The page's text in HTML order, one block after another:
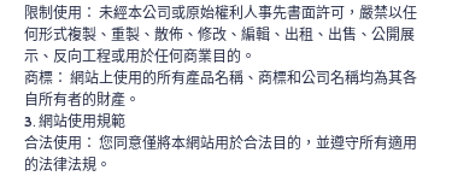
限制使用： 未經本公司或原始權利人事先書面許可，嚴禁以任
何形式複製、重製、散佈、修改、編輯、出租、出售、公開展
示、反向工程或用於任何商業目的。
商標： 網站上使用的所有產品名稱、商標和公司名稱均為其各
自所有者的財產。
3. 網站使用規範
合法使用： 您同意僅將本網站用於合法目的，並遵守所有適用
的法律法規。